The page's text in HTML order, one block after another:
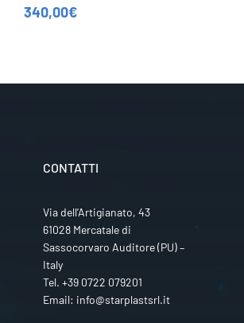
340,00€
CONTATTI
Via dell’Artigianato, 43
61028 Mercatale di
Sassocorvaro Auditore (PU) –
Italy
Tel. +39 0722 079201
Email: info@starplastsrl.it